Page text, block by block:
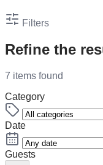
Filters
Refine the
7 items found
Category
Date
Guests